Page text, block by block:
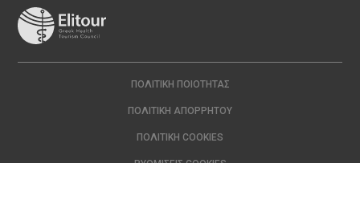
ΠΟΛΙΤΙΚΉ ΠΟΙΌΤΗΤΑΣ
ΠΟΛΙΤΙΚΉ ΑΠΟΡΡΉΤΟΥ
ΠΟΛΙΤΙΚΉ COOKIES
ΡΥΘΜΊΣΕΙΣ COOKIES